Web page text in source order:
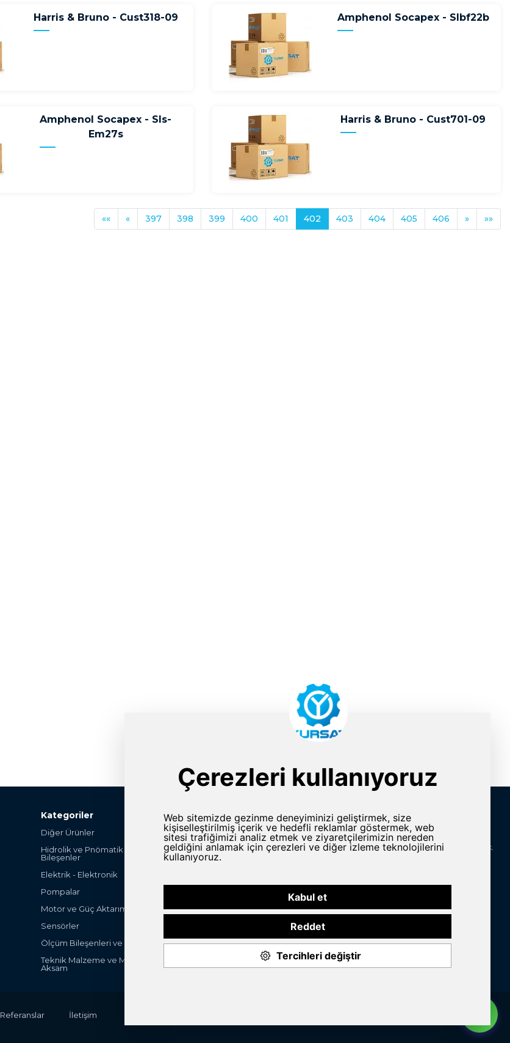
Harris & Bruno - Cust318-09 Amphenol Socapex - Slbf22b
Amphenol Socapex - Sls-
Em27s
Harris & Bruno - Cust701-09
«« « 397 398 399 400 401 402 403 404 405 406 » »»
Kategoriler
Diğer Ürünler
Hidrolik ve Pnömatik
Bileşenler
Elektrik - Elektronik
Pompalar
Motor ve Güç Aktarım Grubu
Sensörler
Ölçüm Bileşenleri ve Cihazları
Teknik Malzeme ve Mekanik
Aksam
Şalter ve Anahtarlar
Hırdavat
Filteleme ve Fan Grubu
İletişim Bilgileri
Adres
Yeni Karaman Mah. Sanayi Cad. 4. Kantar Sok.
+90 224 2400304
E-Posta
info@yursat.com.tr
Bizi Takip Edin
Referanslar İletişim